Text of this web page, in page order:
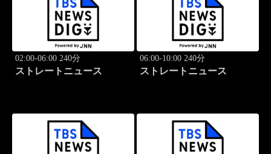
02:00-06:00 240分
ストレートニュース
06:00-10:00 240分
ストレートニュース